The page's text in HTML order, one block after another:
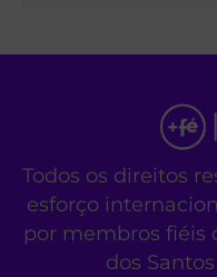
Todos os direitos
esforço
por membros fiéis
dos